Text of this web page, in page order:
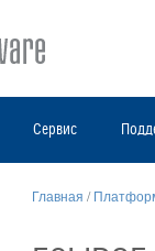
Сервис
Главная /